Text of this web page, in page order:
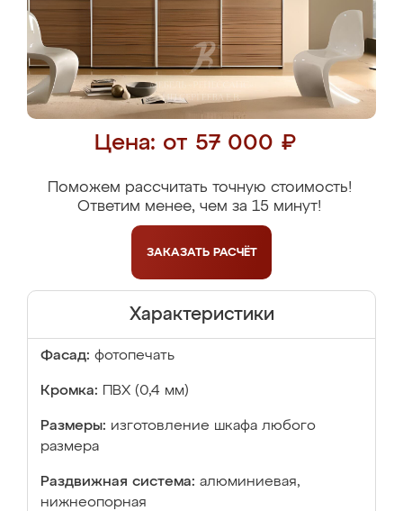
Цена: от 57 000 ₽
Поможем рассчитать точную стоимость!
Ответим менее, чем за 15 минут!
ЗАКАЗАТЬ РАСЧЁТ
Характеристики
Фасад: фотопечать
Кромка: ПВХ (0,4 мм)
Размеры: изготовление шкафа любого
размера
Раздвижная система: алюминиевая,
нижнеопорная